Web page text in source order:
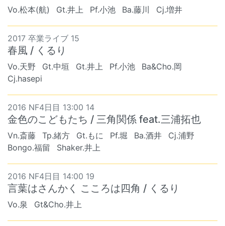
Vo.松本(航) Gt.井上 Pf.小池 Ba.藤川 Cj.増井
2017 卒業ライブ 15
春風 / くるり
Vo.天野 Gt.中垣 Gt.井上 Pf.小池
Ba&Cho.岡
Cj.hasepi
2016 NF4日目 13:00 14
金色のこどもたち / 三角関係 feat.三浦拓也
Vn.斎藤 Tp.緒方 Gt.もに Pf.堀 Ba.酒井
Cj.浦野
Bongo.福留
Shaker.井上
2016 NF4日目 14:00 19
言葉はさんかく こころは四角 / くるり
Vo.泉 Gt&Cho.井上